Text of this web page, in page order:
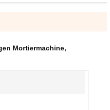
Mortiermachine,